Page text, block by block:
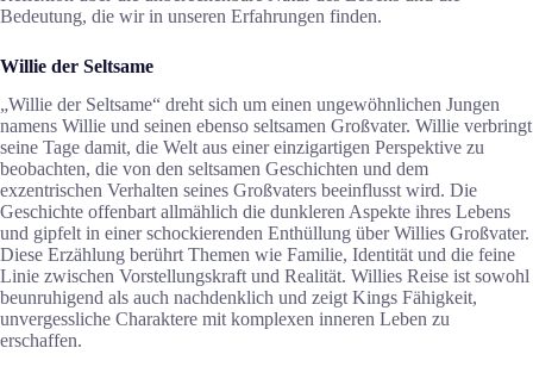
Bedeutung, die wir in unseren Erfahrungen finden.
Willie der Seltsame
„Willie der Seltsame“ dreht sich um einen ungewöhnlichen Jungen
namens Willie und seinen ebenso seltsamen Großvater. Willie verbringt
seine Tage damit, die Welt aus einer einzigartigen Perspektive zu
beobachten, die von den seltsamen Geschichten und dem
exzentrischen Verhalten seines Großvaters beeinflusst wird. Die
Geschichte offenbart allmählich die dunkleren Aspekte ihres Lebens
und gipfelt in einer schockierenden Enthüllung über Willies Großvater.
Diese Erzählung berührt Themen wie Familie, Identität und die feine
Linie zwischen Vorstellungskraft und Realität. Willies Reise ist sowohl
beunruhigend als auch nachdenklich und zeigt Kings Fähigkeit,
unvergessliche Charaktere mit komplexen inneren Leben zu
erschaffen.